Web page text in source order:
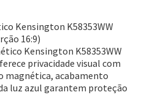
Kensington K58353WW
16:9)
Kensington K58353WW
privacidade visual com
magnética, acabamento
luz azul garantem proteção